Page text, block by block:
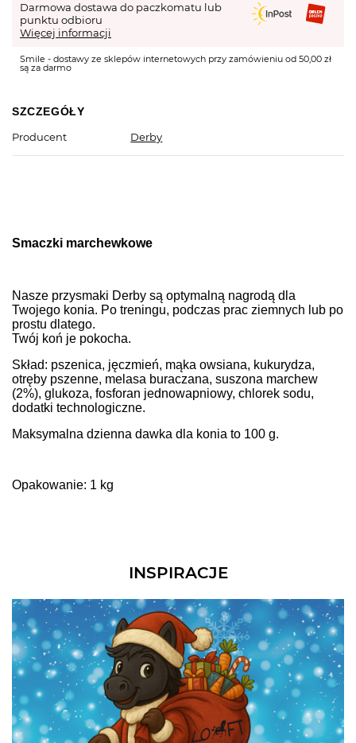
Darmowa dostawa do paczkomatu lub
punktu odbioru
Więcej informacji
Smile - dostawy ze sklepów internetowych przy zamówieniu od 50,00 zł
są za darmo
SZCZEGÓŁY
Producent
Derby
Smaczki marchewkowe
Nasze przysmaki Derby są optymalną nagrodą dla
Twojego konia. Po treningu, podczas prac ziemnych lub po
prostu dlatego.
Twój koń je pokocha.
Skład: pszenica, jęczmień, mąka owsiana, kukurydza,
otręby pszenne, melasa buraczana, suszona marchew
(2%), glukoza, fosforan jednowapniowy, chlorek sodu,
dodatki technologiczne.
Maksymalna dzienna dawka dla konia to 100 g.
Opakowanie: 1 kg
INSPIRACJE